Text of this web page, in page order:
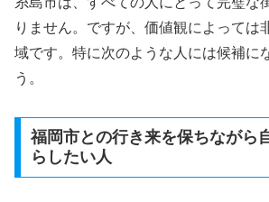
りません。ですが、価値観によっては
域です。特に次のような人には候補に
う。
福岡市との行き来を保ちながら
らしたい人